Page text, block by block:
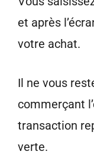
et après
votre achat.
Il ne vous
commerçant
transaction
verte.